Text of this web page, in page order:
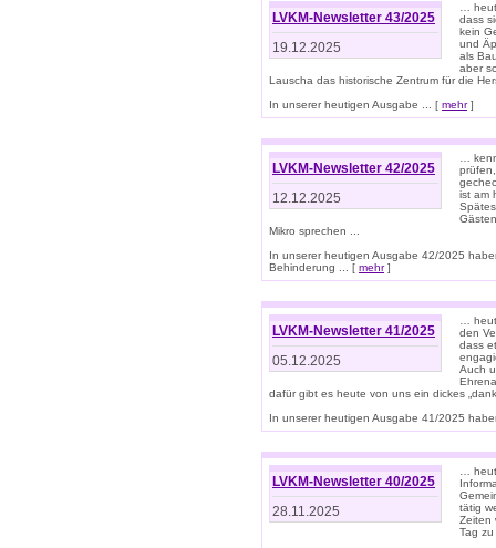
LVKM-Newsletter 43/2025
19.12.2025
…
dass
kein
und
als
aber
Lauscha das historische Zentrum für die
In unserer heutigen Ausgabe ... [ mehr]
LVKM-Newsletter 42/2025
12.12.2025
…
ist am
Mikro sprechen ...
In unserer heutigen Ausgabe 42/2025
Behinderung ... [ mehr]
LVKM-Newsletter 41/2025
05.12.2025
…
den
dass
Auch
dafür gibt es heute von uns ein dickes
In unserer heutigen Ausgabe 41/2025
LVKM-Newsletter 40/2025
28.11.2025
…
tätig
Zeiten
Tag